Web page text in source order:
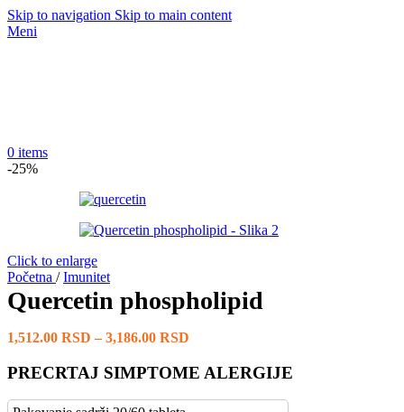
Skip to navigation Skip to main content
Meni
0 items
-25%
Click to enlarge
Početna / Imunitet
Quercetin phospholipid
1,512.00 RSD – 3,186.00 RSD
PRECRTAJ SIMPTOME ALERGIJE